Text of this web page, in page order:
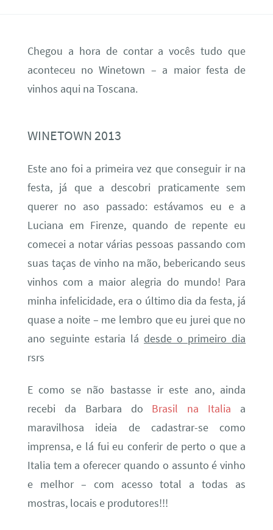
Chegou a hora de contar a vocês tudo que
aconteceu no Winetown – a maior festa de
vinhos aqui na Toscana.
WINETOWN 2013
Este ano foi a primeira vez que conseguir ir na
festa, já que a descobri praticamente sem
querer no aso passado: estávamos eu e a
Luciana em Firenze, quando de repente eu
comecei a notar várias pessoas passando com
suas taças de vinho na mão, bebericando seus
vinhos com a maior alegria do mundo! Para
minha infelicidade, era o último dia da festa, já
quase a noite – me lembro que eu jurei que no
ano seguinte estaria lá desde o primeiro dia
rsrs
E como se não bastasse ir este ano, ainda
recebi da Barbara do Brasil na Italia a
maravilhosa ideia de cadastrar-se como
imprensa, e lá fui eu conferir de perto o que a
Italia tem a oferecer quando o assunto é vinho
e melhor – com acesso total a todas as
mostras, locais e produtores!!!